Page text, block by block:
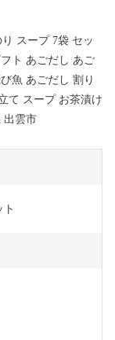
スープ 7袋 セッ
ト あごだし あご
魚 あごだし 割り
て スープ お茶漬け
出雲市
ト